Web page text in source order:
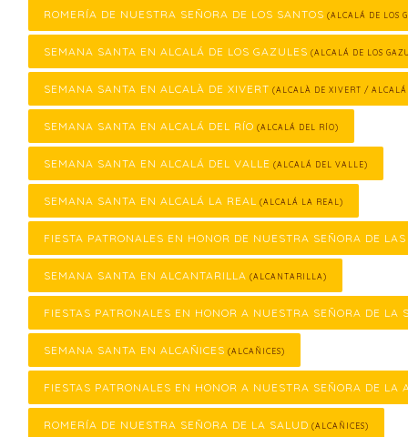
ROMERÍA DE NUESTRA SEÑORA DE LOS SANTOS (ALCALÁ DE LOS
SEMANA SANTA EN ALCALÁ DE LOS GAZULES (ALCALÁ DE LOS
SEMANA SANTA EN ALCALÀ DE XIVERT (ALCALÀ DE XIVERT /
SEMANA SANTA EN ALCALÁ DEL RÍO (ALCALÁ DEL RÍO)
SEMANA SANTA EN ALCALÁ DEL VALLE (ALCALÁ DEL VALLE)
SEMANA SANTA EN ALCALÁ LA REAL (ALCALÁ LA REAL)
FIESTA PATRONALES EN HONOR DE NUESTRA SEÑORA DE LAS
SEMANA SANTA EN ALCANTARILLA (ALCANTARILLA)
FIESTAS PATRONALES EN HONOR A NUESTRA SEÑORA DE LA
SEMANA SANTA EN ALCAÑICES (ALCAÑICES)
FIESTAS PATRONALES EN HONOR A NUESTRA SEÑORA DE LA
ROMERÍA DE NUESTRA SEÑORA DE LA SALUD (ALCAÑICES)